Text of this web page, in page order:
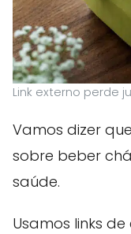
Link externo perde
Vamos dizer
sobre beber
saúde.
Usamos links